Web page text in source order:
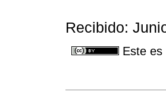
Recibido:
Este es